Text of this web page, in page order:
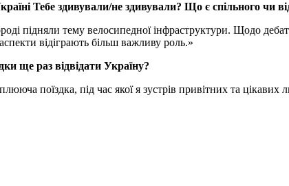
Тебе здивували/не здивували? Що є спільного чи
підняли тему велосипедної інфраструктури. Щодо
відіграють більш важливу роль.»
ще раз відвідати Україну?
поїздка, під час якої я зустрів привітних та